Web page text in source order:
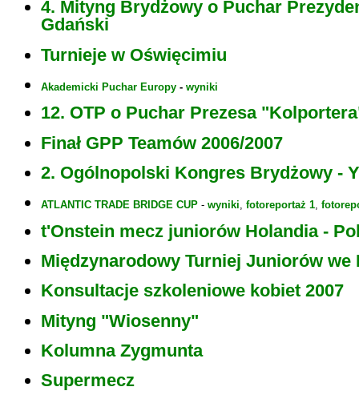
4. Mityng Brydżowy o Puchar
Gdański
Turnieje w Oświęcimiu
Akademicki Puchar Europy - wyniki
12. OTP o Puchar Prezesa
Finał GPP Teamów 2006/2007
2. Ogólnopolski Kongres Brydżowy -
ATLANTIC TRADE BRIDGE CUP - wyniki, fotoreportaż 1,
t'Onstein mecz juniorów Holandia -
Międzynarodowy Turniej Juniorów we
Konsultacje szkoleniowe kobiet 2007
Mityng "Wiosenny"
Kolumna Zygmunta
Supermecz